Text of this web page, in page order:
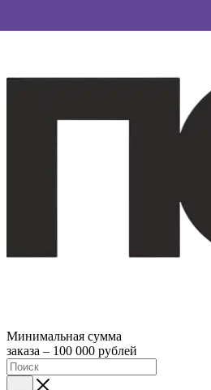
Минимальная сумма
заказа – 100 000 рублей